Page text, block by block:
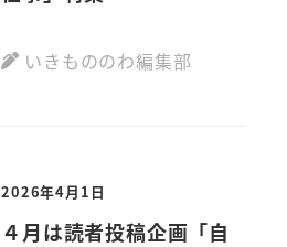
いきもののわ編集部
2026年4月1日
４月は読者投稿企画「自